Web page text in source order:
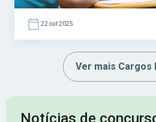
22 out 2025
Ver mais Cargos
Notícias de